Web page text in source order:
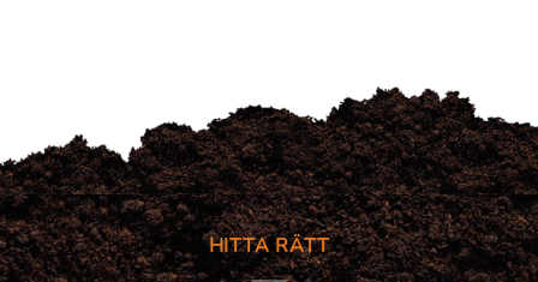
HITTA RÄTT